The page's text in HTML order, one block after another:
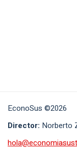
EconoSus ©2026
Director: Norberto